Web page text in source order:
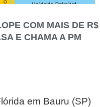
COM MAIS DE R$
E CHAMA A PM
em Bauru (SP)